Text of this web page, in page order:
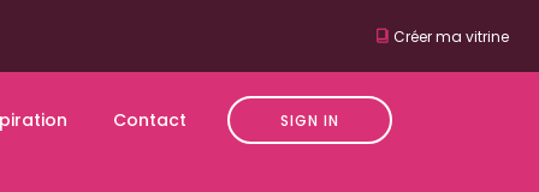
Créer ma vitrine
Contact SIGN IN